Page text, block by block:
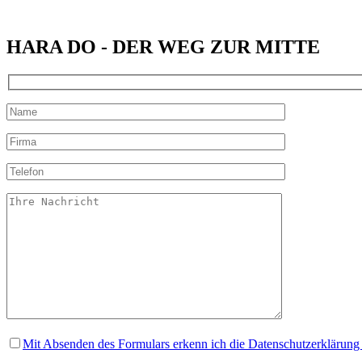
HARA DO - DER WEG ZUR MITTE
Mit Absenden des Formulars erkenn ich die Datenschutzerklärung